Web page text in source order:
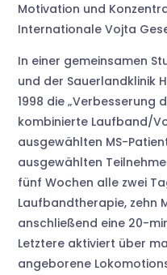
Motivation und
Internationale Vojta
In einer gemeinsamen
und der Sauerlandklinik
1998 die „Verbesserung
kombinierte Laufband/
ausgewählten MS-
ausgewählten
fünf Wochen alle zwei
Laufbandtherapie, zehn
anschließend eine 20-
Letztere aktiviert über
angeborene